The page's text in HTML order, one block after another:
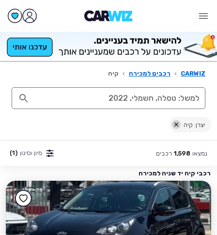
CARWIZ
› רכבים למכירה › קיה
יצרן: קיה
נמצאו 1,598 רכבים מיון וסינון (1)
רכבי קיה יד שניה למכירה